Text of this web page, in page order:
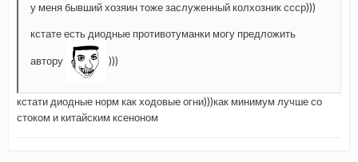
у меня бывший хозяин тоже заслуженный колхозник ссср)))
кстате есть диодные противотуманки могу предложить
автору )))
кстати диодные норм как ходовые огни)))как минимум лучше со
стоком и китайским ксеноном